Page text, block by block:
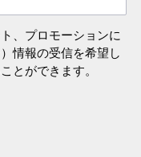
、プロモーションに
情報の受信を希望し
とができます。